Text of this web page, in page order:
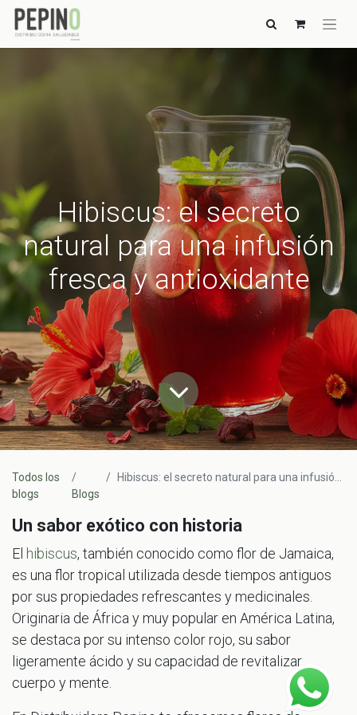
Hibiscus: el secreto
natural para una infusión
fresca y antioxidante
Todos los
blogs
Blogs
Hibiscus: el secreto natural para una infusión fresca y antioxidante
Un sabor exótico con historia
El hibiscus, también conocido como flor de Jamaica,
es una flor tropical utilizada desde tiempos antiguos
por sus propiedades refrescantes y medicinales.
Originaria de África y muy popular en América Latina,
se destaca por su intenso color rojo, su sabor
ligeramente ácido y su capacidad de revitalizar
cuerpo y mente.